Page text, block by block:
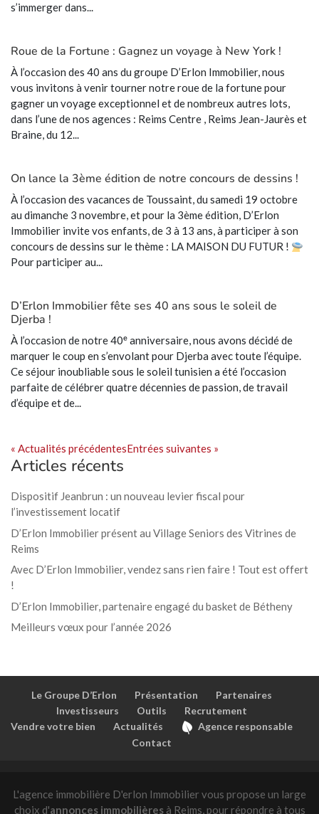
s’immerger dans...
Roue de la Fortune : Gagnez un voyage à New York !
À l’occasion des 40 ans du groupe D’Erlon Immobilier, nous
vous invitons à venir tourner notre roue de la fortune pour
gagner un voyage exceptionnel et de nombreux autres lots,
dans l’une de nos agences : Reims Centre , Reims Jean-Jaurès et
Braine, du 12...
On lance la 3ème édition de notre concours de dessins !
À l’occasion des vacances de Toussaint, du samedi 19 octobre
au dimanche 3 novembre, et pour la 3ème édition, D’Erlon
Immobilier invite vos enfants, de 3 à 13 ans, à participer à son
concours de dessins sur le thème : LA MAISON DU FUTUR !
Pour participer au...
D’Erlon Immobilier fête ses 40 ans sous le soleil de
Djerba !
À l’occasion de notre 40ᵉ anniversaire, nous avons décidé de
marquer le coup en s’envolant pour Djerba avec toute l’équipe.
Ce séjour inoubliable sous le soleil tunisien a été l’occasion
parfaite de célébrer quatre décennies de passion, de travail
d’équipe et de...
« Actualités précédentesEntrées suivantes »
Articles récents
Dispositif Jeanbrun : un nouveau levier fiscal pour
l’investissement locatif
D’Erlon Immobilier présent au Village Seniors des Vitrines de
Reims
Avec D’Erlon Immobilier, vendez sans rien faire ! Tout est offert
!
D’Erlon Immobilier, partenaire engagé du basket de Bétheny
Meilleurs vœux pour l’année 2026
Le Groupe D’Erlon Présentation
Partenaires
Investisseurs
Outils
Recrutement
Vendre votre bien
Actualités
Agence responsable
Contact
L'agence immobilière D'erlon Immobilier vous propose un large
choix d'annonces immobilièresà Reims, pour répondre à tous